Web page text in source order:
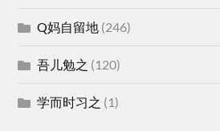
Q妈自留地 (246)
吾儿勉之 (120)
学而时习之 (1)